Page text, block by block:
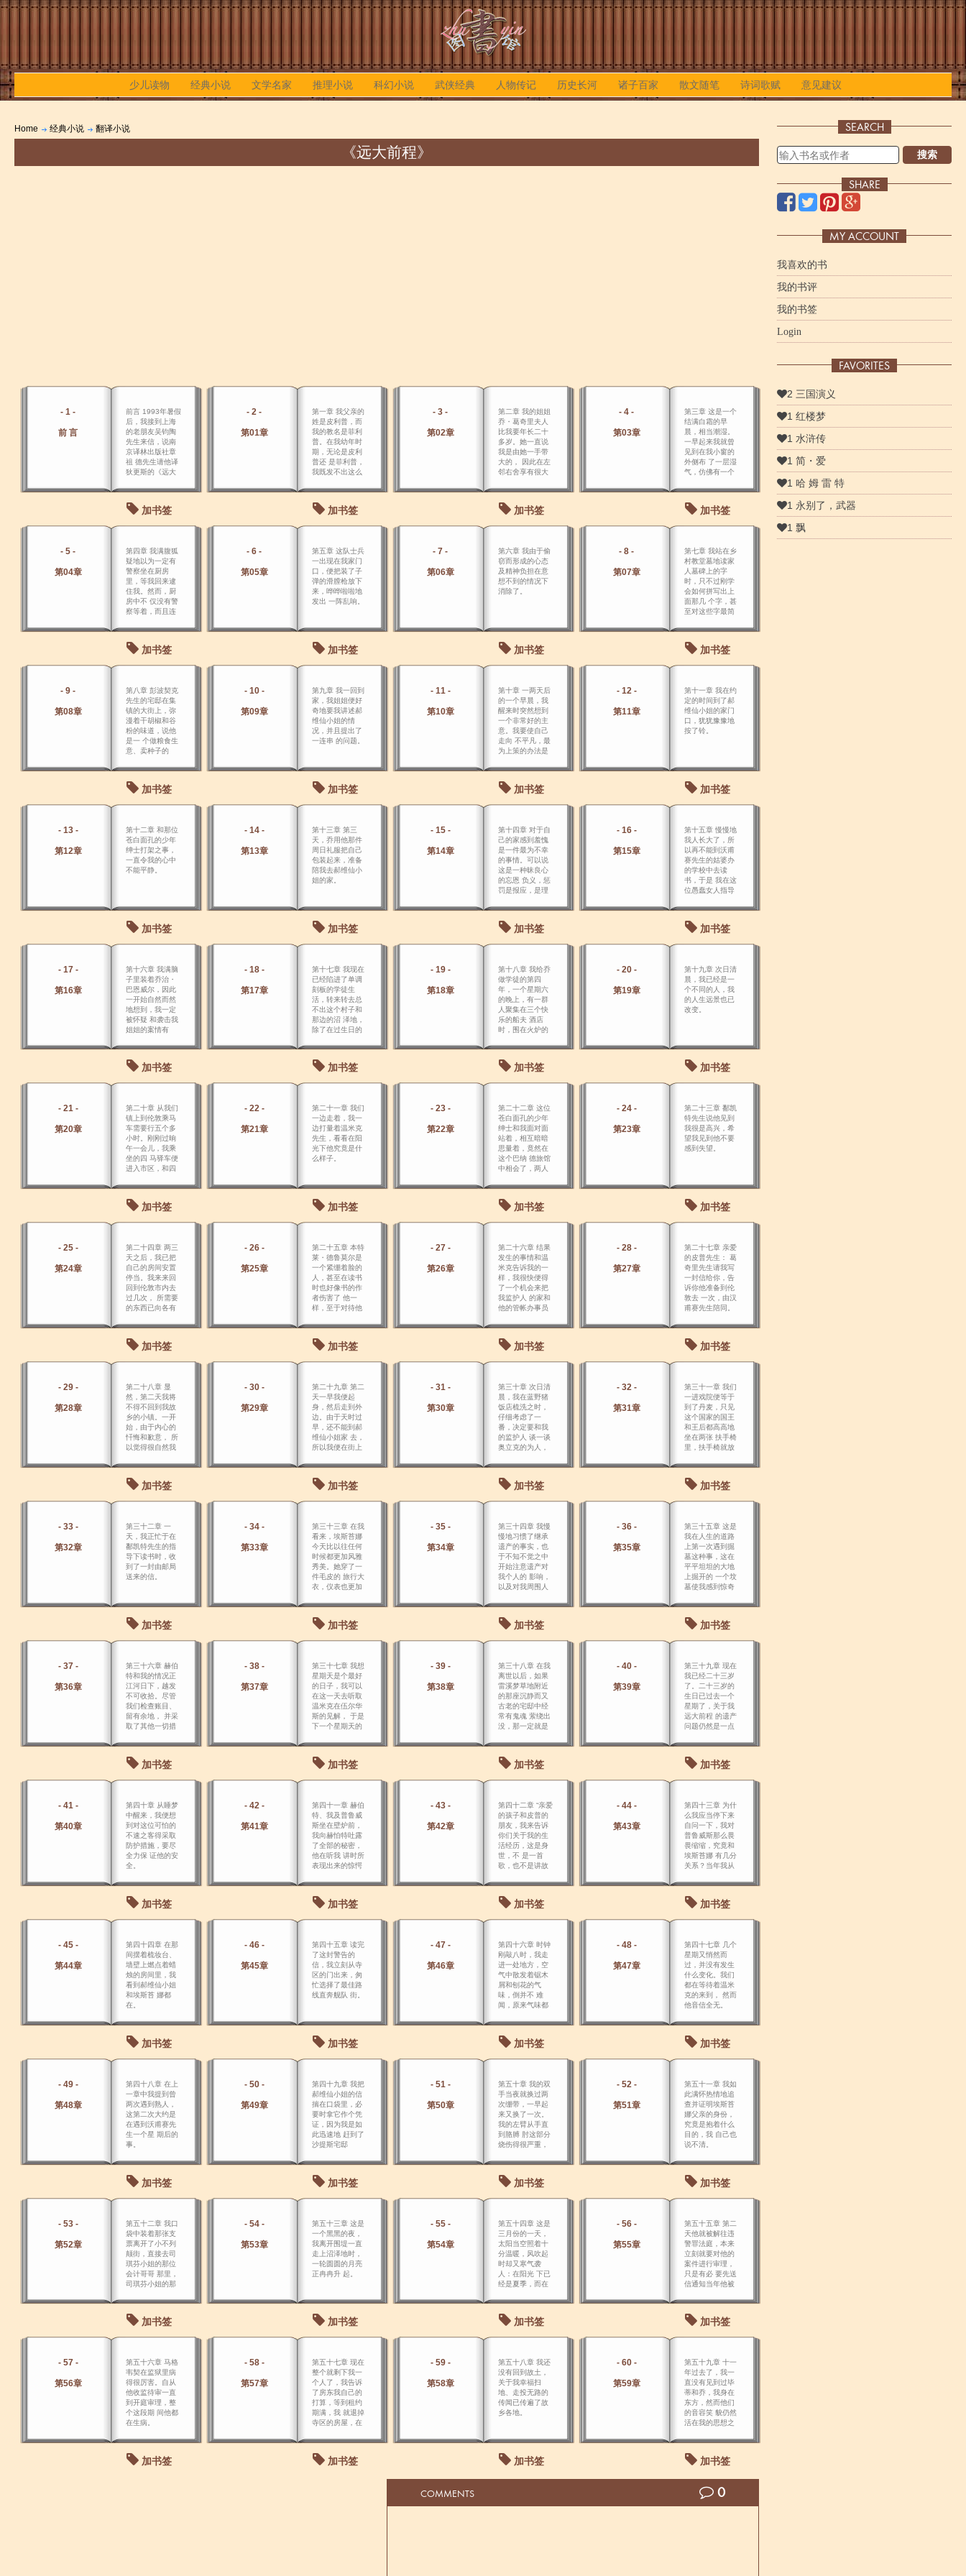
少儿读物 经典小说 文学名家 推理小说 科幻小说 武侠经典 人物传记 历史长河 诸子百家 散文随笔 诗词歌赋 意见建议
Home 经典小说 翻译小说
《远大前程》
- 1 -
前 言
前言 1993年暑假
后，我接到上海
的老朋友吴钧陶
先生来信，说南
京译林出版社章
祖 德先生请他译
狄更斯的《远大
没有时间，还请
他代为找一位译
者。 加书签
- 2 -
第01章
第一章 我父亲的
姓是皮利普，而
我的教名是菲利
普。在我幼年时
期，无论是皮利
普还 是菲利普，
我既发不出这么
字不清，只能发
出皮普。
加书签
- 3 -
第02章
第二章 我的姐姐
乔・葛奇里夫人
比我要年长二十
多岁。她一直说
我是由她一手带
大的， 因此在左
邻右舍享有很大
奖。
加书签
- 4 -
第03章
第三章 这是一个
结满白霜的早
晨，相当潮湿。
一早起来我就曾
见到在我小窗的
外侧布 了一层湿
气，仿佛有一个
儿嚎哭，并且用
我的窗子作为手
帕，擦拭 着他的
加书签
- 5 -
第04章
第四章 我满腹狐
疑地以为一定有
警察坐在厨房
里，等我回来逮
住我。然而，厨
房中不 仅没有警
察等着，而且连
有被发觉。
加书签
- 6 -
第05章
第五章 这队士兵
一出现在我家门
口，便把装了子
弹的滑膛枪放下
来，哗哗啦啦地
发出 一阵乱响。
加书签
- 7 -
第06章
第六章 我由于偷
窃而形成的心态
及精神负担在意
想不到的情况下
消除了。
加书签
- 8 -
第07章
第七章 我站在乡
村教堂墓地读家
人墓碑上的字
时，只不过刚学
会如何拼写出上
面那几 个字，甚
至对这些字最简
强附会的。
加书签
- 9 -
第08章
第八章 彭波契克
先生的宅邸在集
镇的大街上，弥
漫着干胡椒和谷
粉的味道，说他
是一 个做粮食生
意、卖种子的
假。
加书签
- 10 -
第09章
第九章 我一回到
家，我姐姐便好
奇地要我讲述郝
维仙小姐的情
况，并且提出了
一连串 的问题。
加书签
- 11 -
第10章
第十章 一两天后
的一个早晨，我
醒来时突然想到
一个非常好的主
意。我要使自己
走向 不平凡，最
为上策的办法是
她所知道的一切
东西为自己所
用。 加书签
- 12 -
第11章
第十一章 我在约
定的时间到了郝
维仙小姐的家门
口，犹犹豫豫地
按了铃。
加书签
- 13 -
第12章
第十二章 和那位
苍白面孔的少年
绅士打架之事，
一直令我的心中
不能平静。
加书签
- 14 -
第13章
第十三章 第三
天，乔用他那件
周日礼服把自己
包装起来，准备
陪我去郝维仙小
姐的家。
加书签
- 15 -
第14章
第十四章 对于自
己的家感到羞愧
是一件最为不幸
的事情。可以说
这是一种昧良心
的忘恩 负义，惩
罚是报应，是理
管怎样，我敢保
证，这是一件很
不幸的事 情。
加书签
- 16 -
第15章
第十五章 慢慢地
我人长大了，所
以再不能到沃甫
赛先生的姑婆办
的学校中去读
书，于是 我在这
位愚蠢女人指导
段落。
加书签
- 17 -
第16章
第十六章 我满脑
子里装着乔治・
巴恩威尔，因此
一开始自然而然
地想到，我一定
被怀疑 和袭击我
姐姐的案情有
我总归是她的至
亲，所有的人都
知道她对我 的恩
对象。
加书签
- 18 -
第17章
第十七章 我现在
已经陷进了单调
刻板的学徒生
活，转来转去总
不出这个村子和
那边的沼 泽地，
除了在过生日的
郝维仙小姐，根
本没有其他值得
一提的情况。
加书签
- 19 -
第18章
第十八章 我给乔
做学徒的第四
年，一个星期六
的晚上，有一群
人聚集在三个快
乐的船夫 酒店
时，围在火炉的
神地倾听着沃甫
赛先生高声朗诵
报纸上的文章。
加书签
- 20 -
第19章
第十九章 次日清
晨，我已经是一
个不同的人，我
的人生远景也已
改变。
加书签
- 21 -
第20章
第二十章 从我们
镇上到伦敦乘马
车需要行五个多
小时。刚刚过晌
午一会儿，我乘
坐的四 马驿车便
进入市区，和四
种车辆汇流成拥
挤混乱的交通，
然后停在 伦敦齐
加书签
- 22 -
第21章
第二十一章 我们
一边走着，我一
边打量着温米克
先生，看看在阳
光下他究竟是什
么样子。
加书签
- 23 -
第22章
第二十二章 这位
苍白面孔的少年
绅士和我面对面
站着，相互暗暗
思量着，竟然在
这个巴纳 德旅馆
中相会了，两人
笑。
加书签
- 24 -
第23章
第二十三章 鄱凯
特先生说他见到
我很是高兴，希
望我见到他不要
感到失望。
加书签
- 25 -
第24章
第二十四章 两三
天之后，我已把
自己的房间安置
停当。我来来回
回到伦敦市内去
过几次， 所需要
的东西已向各有
都已经送来了。
加书签
- 26 -
第25章
第二十五章 本特
莱・德鲁莫尔是
一个紧绷着脸的
人，甚至在读书
时也好像书的作
者伤害了 他一
样，至于对待他
也不会有一张愉
快的笑脸。
加书签
- 27 -
第26章
第二十六章 结果
发生的事情和温
米克告诉我的一
样，我很快便得
了一个机会来把
我监护人 的家和
他的管帐办事员
较，因为他约请
我到他家中做
客。 加书签
- 28 -
第27章
第二十七章 亲爱
的皮普先生： 葛
奇里先生请我写
一封信给你，告
诉你他准备到伦
敦去 一次，由汉
甫赛先生陪同。
加书签
- 29 -
第28章
第二十八章 显
然，第二天我将
不得不回到我故
乡的小镇。一开
始，由于内心的
忏悔和歉意， 所
以觉得很自然我
里。
加书签
- 30 -
第29章
第二十九章 第二
天一早我便起
身，然后走到外
边。由于天时过
早，还不能到郝
维仙小姐家 去，
所以我便在街上
小姐住的那个方
向走去。
加书签
- 31 -
第30章
第三十章 次日清
晨，我在蓝野猪
饭店梳洗之时，
仔细考虑了一
番，决定要和我
的监护人 谈一谈
奥立克的为人，
是否合适在郝维
仙小姐家中被委
以如此重任。
加书签
- 32 -
第31章
第三十一章 我们
一进戏院便等于
到了丹麦，只见
这个国家的国王
和王后都高高地
坐在两张 扶手椅
里，扶手椅就放
上，正在执掌朝
政。
加书签
- 33 -
第32章
第三十二章 一
天，我正忙于在
鄱凯特先生的指
导下读书时，收
到了一封由邮局
送来的信。
加书签
- 34 -
第33章
第三十三章 在我
看来，埃斯苔娜
今天比以往任何
时候都更加风雅
秀美。她穿了一
件毛皮的 旅行大
衣，仪表也更加
往任何时候都更
富于吸引力，使
我对她倾倒。
加书签
- 35 -
第34章
第三十四章 我慢
慢地习惯了继承
遗产的事实，也
于不知不觉之中
开始注意遗产对
我个人的 影响，
以及对我周围人
加书签
- 36 -
第35章
第三十五章 这是
我在人生的道路
上第一次遇到掘
墓这种事，这在
平平坦坦的大地
上掘开的 一个坟
墓使我感到惊奇
加书签
- 37 -
第36章
第三十六章 赫伯
特和我的情况正
江河日下，越发
不可收拾。尽管
我们检查账目、
留有余地， 并采
取了其他一切措
发增加了。
加书签
- 38 -
第37章
第三十七章 我想
星期天是个最好
的日子，我可以
在这一天去听取
温米克在伍尔华
斯的见解， 于是
下一个星期天的
拜那座城堡。
加书签
- 39 -
第38章
第三十八章 在我
离世以后，如果
雷溪梦草地附近
的那座沉静而又
古老的宅邸中经
常有鬼魂 萦绕出
没，那一定就是
加书签
- 40 -
第39章
第三十九章 现在
我已经二十三岁
了。二十三岁的
生日已过去一个
星期了，关于我
远大前程 的遗产
问题仍然是一点
加书签
- 41 -
第40章
第四十章 从睡梦
中醒来，我便想
到对这位可怕的
不速之客得采取
防护措施，要尽
全力保 证他的安
全。
加书签
- 42 -
第41章
第四十一章 赫伯
特、我及普鲁威
斯坐在壁炉前，
我向赫怕特吐露
了全部的秘密，
他在听我 讲时所
表现出来的惊愕
静，无须细述。
加书签
- 43 -
第42章
第四十二章 “亲爱
的孩子和皮普的
朋友，我来告诉
你们关于我的生
活经历，这是身
世，不 是一首
歌，也不是讲故
加书签
- 44 -
第43章
第四十三章 为什
么我应当停下来
自问一下，我对
普鲁威斯那么畏
畏缩缩，究竟和
埃斯苔娜 有几分
关系？当年我从
把在监狱中染上
的灰尘去掉后才
到驿站接埃 斯苔
苔娜及我窝藏的
回国流放犯之 间
有着天渊之别，
这是另一
加书签
- 45 -
第44章
第四十四章 在那
间摆着梳妆台、
墙壁上燃点着蜡
烛的房间里，我
看到郝维仙小姐
和埃斯苔 娜都
在。
加书签
- 46 -
第45章
第四十五章 读完
了这封警告的
信，我立刻从寺
区的门出来，匆
忙选择了最佳路
线直奔舰队 街。
加书签
- 47 -
第46章
第四十六章 时钟
刚敲八时，我走
进一处地方，空
气中散发着锯木
屑和刨花的气
味，倒并不 难
闻，原来气味都
的许多制造小
船、船桅、船桨
以及刹车的作坊
加书签
- 48 -
第47章
第四十七章 几个
星期又悄然而
过，并没有发生
什么变化。我们
都在等待着温米
克的来到， 然而
他音信全无。
加书签
- 49 -
第48章
第四十八章 在上
一章中我提到曾
两次遇到熟人，
这第二次大约是
在遇到沃甫赛先
生一个星 期后的
事。
加书签
- 50 -
第49章
第四十九章 我把
郝维仙小姐的信
揣在口袋里，必
要时拿它作个凭
证，因为我是如
此迅速地 赶到了
沙提斯宅邸
加书签
- 51 -
第50章
第五十章 我的双
手当夜就换过两
次绷带，一早起
来又换了一次。
我的左臂从手直
到胳膊 肘这部分
烧伤得很严重，
比较轻，可是整
个臂膀都很痛；
不过当时 的火势
是不幸中之大
幸。
加书签
- 52 -
第51章
第五十一章 我如
此满怀热情地追
查并证明埃斯苔
娜父亲的身份，
究竟是抱着什么
目的，我 自己也
说不清。
加书签
- 53 -
第52章
第五十二章 我口
袋中装着那张支
票离开了小不列
颠街，直接去司
琪芬小姐的那位
会计哥哥 那里，
司琪芬小姐的那
克拉利柯公司，
把克拉利柯请到
我这里来， 我十
加书签
- 54 -
第53章
第五十三章 这是
一个黑黑的夜，
我离开围堤一直
走上沼泽地时，
一轮圆圆的月亮
正冉冉升 起。
加书签
- 55 -
第54章
第五十四章 这是
三月份的一天，
太阳当空照着十
分温暖，风吹起
时却又寒气袭
人：在阳光 下已
经是夏季，而在
天。
加书签
- 56 -
第55章
第五十五章 第二
天他就被解往违
警罪法庭，本来
立刻就要对他的
案件进行审理，
只是有必 要先送
信通知当年他被
来一位知道他案
情的狱吏，证明
他当时越狱 的情
加书签
- 57 -
第56章
第五十六章 马格
韦契在监狱里病
得很厉害。自从
他收监待审一直
到开庭审理，整
个这段期 间他都
在生病。
加书签
- 58 -
第57章
第五十七章 现在
整个就剩下我一
个人了，我告诉
了房东我自己的
打算，等到租约
期满，我 就退掉
寺区的房屋，在
算分租一些出
去。
加书签
- 59 -
第58章
第五十八章 我还
没有回到故土，
关于我幸福扫
地、走投无路的
传闻已传遍了故
乡各地。
加书签
- 60 -
第59章
第五十九章 十一
年过去了，我一
直没有见到过毕
蒂和乔，我身在
东方，然而他们
的音容笑 貌仍然
活在我的思想之
加书签
COMMENTS 0
SEARCH
搜索
SHARE
MY ACCOUNT
我喜欢的书
我的书评
我的书签
Login
FAVORITES
2 三国演义
1 红楼梦
1 水浒传
1 简・爱
1 哈 姆 雷 特
1 永别了，武器
1 飘